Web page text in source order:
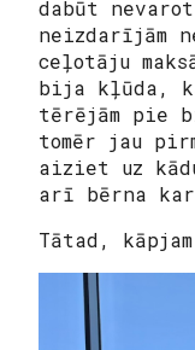
dabūt
neizdarījām
ceļotāju
bija kļūda,
tērējām pie
tomēr jau
aiziet uz
arī bērna
Tātad,